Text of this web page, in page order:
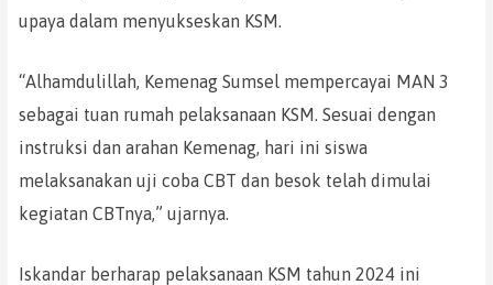
upaya dalam menyukseskan KSM.
“Alhamdulillah, Kemenag Sumsel mempercayai MAN 3
sebagai tuan rumah pelaksanaan KSM. Sesuai dengan
instruksi dan arahan Kemenag, hari ini siswa
melaksanakan uji coba CBT dan besok telah dimulai
kegiatan CBTnya,” ujarnya.
Iskandar berharap pelaksanaan KSM tahun 2024 ini